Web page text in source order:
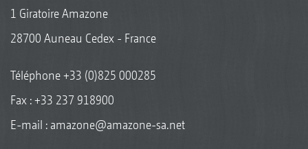
1 Giratoire Amazone
28700 Auneau Cedex - France
Téléphone+33 (0)825 000285
Fax : +33 237 918900
E-mail : amazone@amazone-sa.net